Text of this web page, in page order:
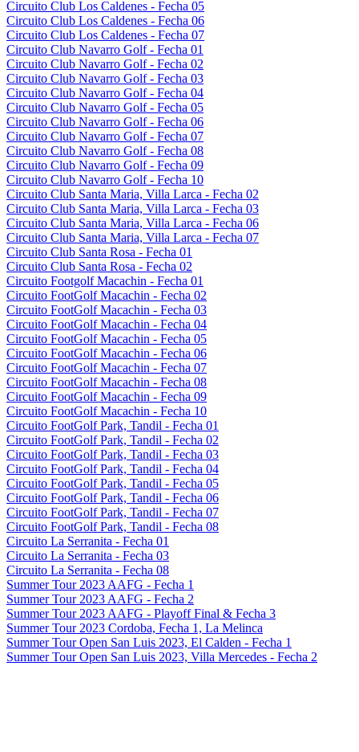
Circuito Club Los Caldenes - Fecha 05
Circuito Club Los Caldenes - Fecha 06
Circuito Club Los Caldenes - Fecha 07
Circuito Club Navarro Golf - Fecha 01
Circuito Club Navarro Golf - Fecha 02
Circuito Club Navarro Golf - Fecha 03
Circuito Club Navarro Golf - Fecha 04
Circuito Club Navarro Golf - Fecha 05
Circuito Club Navarro Golf - Fecha 06
Circuito Club Navarro Golf - Fecha 07
Circuito Club Navarro Golf - Fecha 08
Circuito Club Navarro Golf - Fecha 09
Circuito Club Navarro Golf - Fecha 10
Circuito Club Santa Maria, Villa Larca - Fecha 02
Circuito Club Santa Maria, Villa Larca - Fecha 03
Circuito Club Santa Maria, Villa Larca - Fecha 06
Circuito Club Santa Maria, Villa Larca - Fecha 07
Circuito Club Santa Rosa - Fecha 01
Circuito Club Santa Rosa - Fecha 02
Circuito Footgolf Macachin - Fecha 01
Circuito FootGolf Macachin - Fecha 02
Circuito FootGolf Macachin - Fecha 03
Circuito FootGolf Macachin - Fecha 04
Circuito FootGolf Macachin - Fecha 05
Circuito FootGolf Macachin - Fecha 06
Circuito FootGolf Macachin - Fecha 07
Circuito FootGolf Macachin - Fecha 08
Circuito FootGolf Macachin - Fecha 09
Circuito FootGolf Macachin - Fecha 10
Circuito FootGolf Park, Tandil - Fecha 01
Circuito FootGolf Park, Tandil - Fecha 02
Circuito FootGolf Park, Tandil - Fecha 03
Circuito FootGolf Park, Tandil - Fecha 04
Circuito FootGolf Park, Tandil - Fecha 05
Circuito FootGolf Park, Tandil - Fecha 06
Circuito FootGolf Park, Tandil - Fecha 07
Circuito FootGolf Park, Tandil - Fecha 08
Circuito La Serranita - Fecha 01
Circuito La Serranita - Fecha 03
Circuito La Serranita - Fecha 08
Summer Tour 2023 AAFG - Fecha 1
Summer Tour 2023 AAFG - Fecha 2
Summer Tour 2023 AAFG - Playoff Final & Fecha 3
Summer Tour 2023 Cordoba, Fecha 1, La Melinca
Summer Tour Open San Luis 2023, El Calden - Fecha 1
Summer Tour Open San Luis 2023, Villa Mercedes - Fecha 2